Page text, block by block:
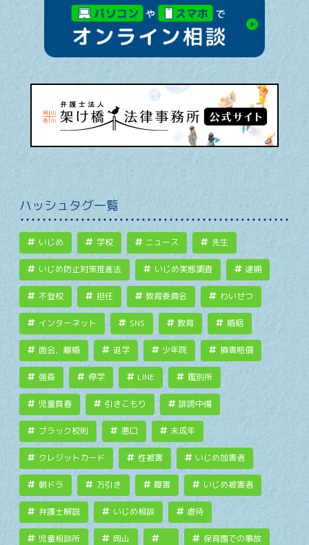
ハッシュタグ一覧
いじめ 学校 ニュース 先生
いじめ防止対策推進法 いじめ実態調査 逮捕
不登校 担任 教育委員会 わいせつ
インターネット SNS 教育 婚姻
面会，離婚 退学 少年院 損害賠償
強姦 停学 LINE 鑑別所
児童買春 引きこもり 誹謗中傷
ブラック校則 悪口 未成年
クレジットカード 性被害 いじめ加害者
朝ドラ 万引き 障害 いじめ被害者
弁護士解説 いじめ相談 虐待
児童相談所 岡山 保育園での事故